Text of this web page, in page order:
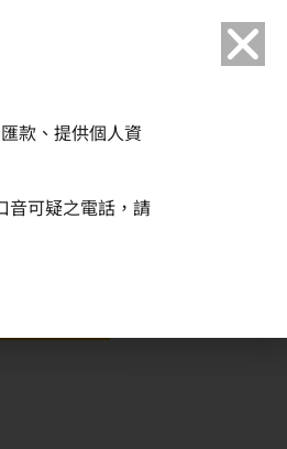
語言
款、提供個人資
音可疑之電話，請